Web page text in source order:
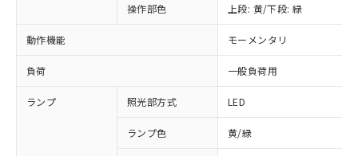
操作部色 上段: 黄/下段: 緑
動作機能 モーメンタリ
負荷 一般負荷用
ランプ 照光部方式 LED
ランプ色 黄/緑